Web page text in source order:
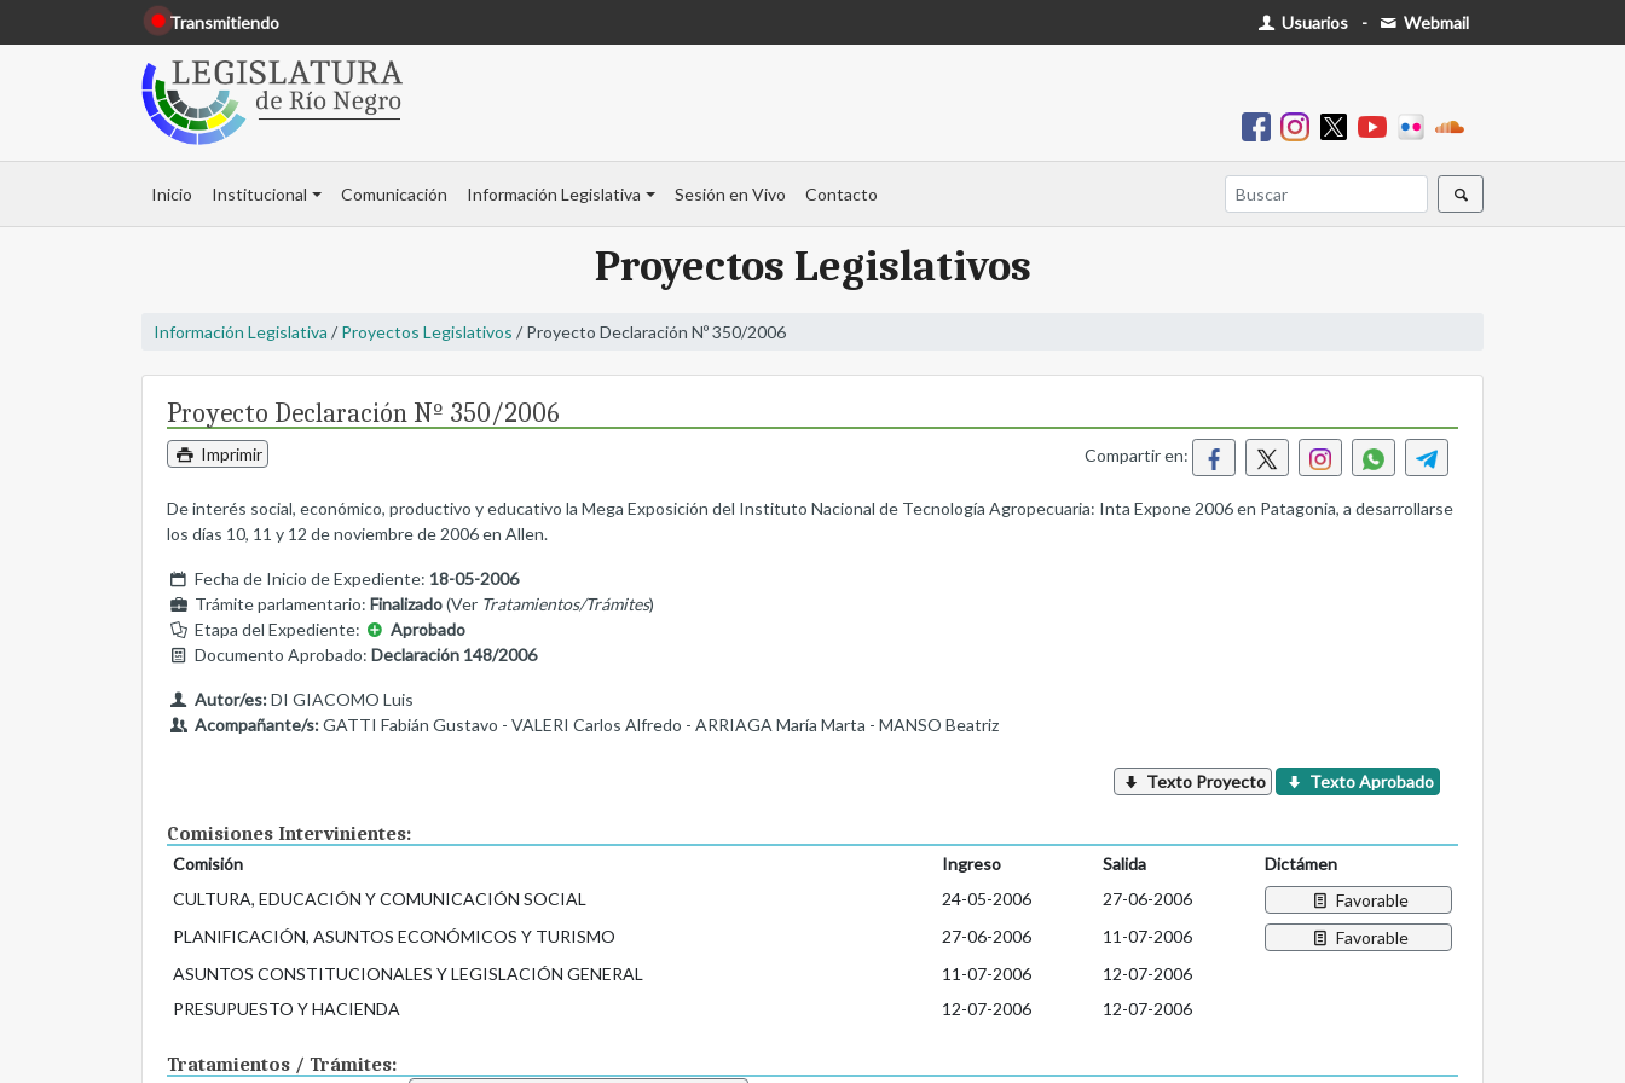
Transmitiendo Usuarios - Webmail
Inicio Institucional Comunicación Información Legislativa Sesión en Vivo Contacto
Proyectos Legislativos
Información Legislativa / Proyectos Legislativos / Proyecto Declaración Nº 350/2006
Proyecto Declaración Nº 350/2006
Imprimir Compartir en:
De interés social, económico, productivo y educativo la Mega Exposición del Instituto Nacional de Tecnología Agropecuaria: Inta Expone 2006 en Patagonia, a desarrollarse
los días 10, 11 y 12 de noviembre de 2006 en Allen.
Fecha de Inicio de Expediente: 18-05-2006
Trámite parlamentario: Finalizado(Ver Tratamientos/Trámites)
Etapa del Expediente:
Aprobado
Documento Aprobado: Declaración 148/2006
Autor/es:DI GIACOMO Luis
Acompañante/s:GATTI Fabián Gustavo - VALERI Carlos Alfredo - ARRIAGA María Marta - MANSO Beatriz
Texto Proyecto Texto Aprobado
Comisiones Intervinientes:
Comisión Ingreso Salida
Dictámen
CULTURA, EDUCACIÓN Y COMUNICACIÓN SOCIAL
24-05-2006 27-06-2006
Favorable
PLANIFICACIÓN, ASUNTOS ECONÓMICOS Y TURISMO
27-06-2006 11-07-2006
Favorable
ASUNTOS CONSTITUCIONALES Y LEGISLACIÓN GENERAL
11-07-2006
12-07-2006
PRESUPUESTO Y HACIENDA
12-07-2006 12-07-2006
Tratamientos / Trámites: